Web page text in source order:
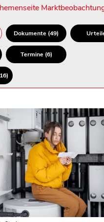
Dokumente (49)
Termine (6)